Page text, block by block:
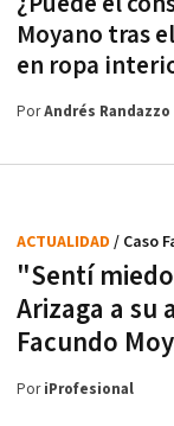
Moyano tras
en ropa
PorAndrés Randazzo
"Sentí
Arizaga a su
Facundo
ACTUALIDAD / Caso
PoriProfesional